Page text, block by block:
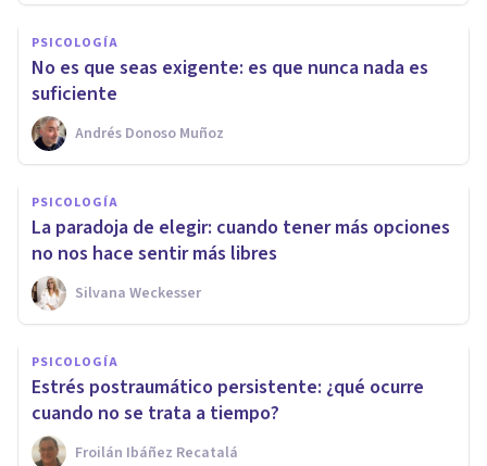
PSICOLOGÍA
No es que seas exigente: es que nunca nada es
suficiente
Andrés Donoso Muñoz
PSICOLOGÍA
La paradoja de elegir: cuando tener más opciones
no nos hace sentir más libres
Silvana Weckesser
PSICOLOGÍA
Estrés postraumático persistente: ¿qué ocurre
cuando no se trata a tiempo?
Froilán Ibáñez Recatalá